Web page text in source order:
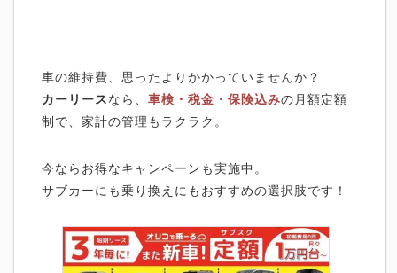
車の維持費、思ったよりかかっていませんか？
カーリースなら、 車検・税金・保険込みの月額定額
制で、家計の管理もラクラク。
今ならお得なキャンペーンも実施中。
サブカーにも乗り換えにもおすすめの選択肢です！